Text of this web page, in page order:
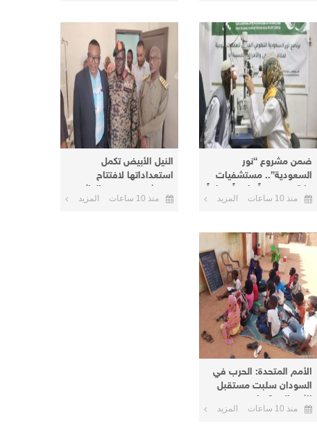
ضمن مشروع “نور
السعودية”.. مستشفيات
مكة تنفذ يوماً علاجياً مجانياً
بأم درمان وتعلن يوماً آخر
منذ 10 ساعات المزيد
النيل الأبيض تكمل
استعداداتها لافتتاح
مستشفى عمر نور الدائم
بمنطقة نعيمة اليوم
منذ 10 ساعات المزيد
الأمم المتحدة: الحرب في
السودان سلبت مستقبل
الأطفال و8 ملايين منهم
خارج المدارس
منذ 10 ساعات المزيد